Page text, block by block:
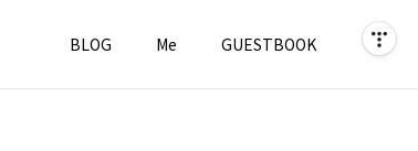
BLOG Me GUESTBOOK